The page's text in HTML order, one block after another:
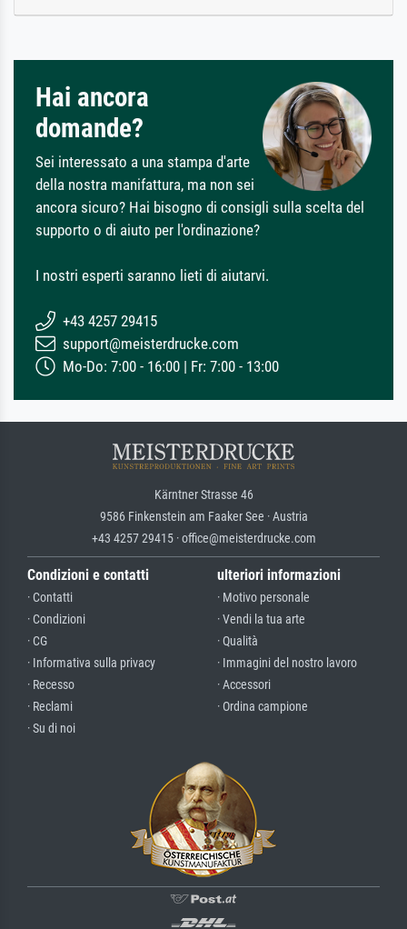
Hai ancora
domande?
Sei interessato a una stampa d'arte
della nostra manifattura, ma non sei
ancora sicuro? Hai bisogno di consigli sulla scelta del
supporto o di aiuto per l'ordinazione?
I nostri esperti saranno lieti di aiutarvi.
+43 4257 29415
support@meisterdrucke.com
Mo-Do: 7:00 - 16:00 | Fr: 7:00 - 13:00
Kärntner Strasse 46
9586 Finkenstein am Faaker See · Austria
+43 4257 29415 · office@meisterdrucke.com
Condizioni e contatti
· Contatti
· Condizioni
· CG
· Informativa sulla privacy
· Recesso
· Reclami
· Su di noi
ulteriori informazioni
· Motivo personale
· Vendi la tua arte
· Qualità
· Immagini del nostro lavoro
· Accessori
· Ordina campione